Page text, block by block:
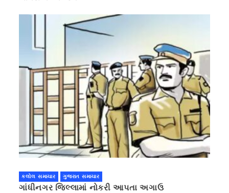
કલોલ સમાચાર ગુજરાત સમાચાર
ગાંધીનગર જિલ્લામાં નોકરી આપતા અગાઉ